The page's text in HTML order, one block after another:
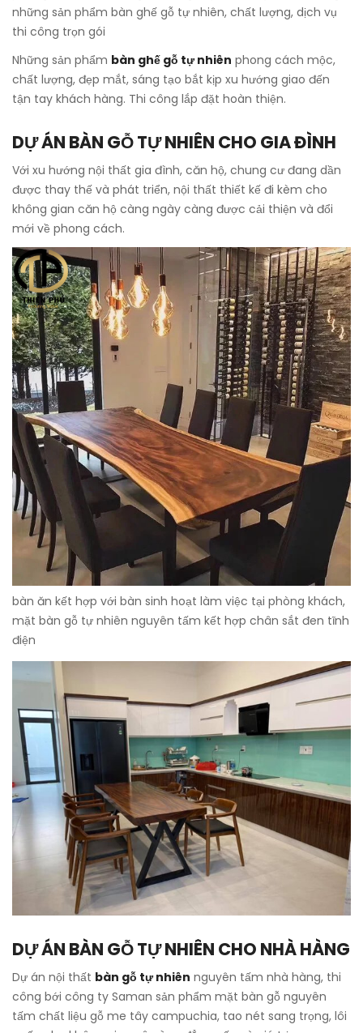
những sản phẩm bàn ghế gỗ tự nhiên, chất lượng, dịch vụ
thi công trọn gói
Những sản phẩm bàn ghế gỗ tự nhiên phong cách mộc,
chất lượng, đẹp mắt, sáng tạo bắt kịp xu hướng giao đến
tận tay khách hàng. Thi công lắp đặt hoàn thiện.
DỰ ÁN BÀN GỖ TỰ NHIÊN CHO GIA ĐÌNH
Với xu hướng nội thất gia đình, căn hộ, chung cư đang dần
được thay thế và phát triển, nội thất thiết kế đi kèm cho
không gian căn hộ càng ngày càng được cải thiện và đổi
mới về phong cách.
bàn ăn kết hợp với bàn sinh hoạt làm việc tại phòng khách,
mặt bàn gỗ tự nhiên nguyên tấm kết hợp chân sắt đen tĩnh
điện
DỰ ÁN BÀN GỖ TỰ NHIÊN CHO NHÀ HÀNG
Dự án nội thất bàn gỗ tự nhiên nguyên tấm nhà hàng, thi
công bới công ty Saman sản phẩm mặt bàn gỗ nguyên
tấm chất liệu gỗ me tây campuchia, tao nét sang trọng, lôi